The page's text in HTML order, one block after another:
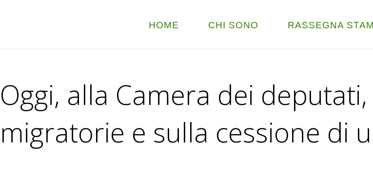
HOME CHI SONO RASSEGNA
Oggi, alla Camera dei
migratorie e sulla cessione di